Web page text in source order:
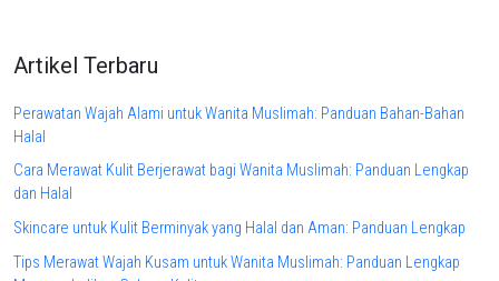
Artikel Terbaru
Perawatan Wajah Alami untuk Wanita Muslimah: Panduan Bahan-Bahan
Halal
Cara Merawat Kulit Berjerawat bagi Wanita Muslimah: Panduan Lengkap
dan Halal
Skincare untuk Kulit Berminyak yang Halal dan Aman: Panduan Lengkap
Tips Merawat Wajah Kusam untuk Wanita Muslimah: Panduan Lengkap